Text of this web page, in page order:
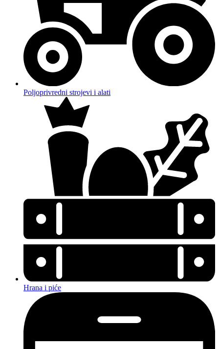
Poljoprivredni strojevi i alati
Hrana i piće